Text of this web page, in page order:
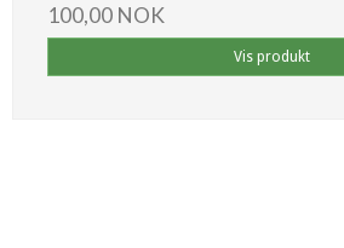
100,00 NOK
Vis produkt